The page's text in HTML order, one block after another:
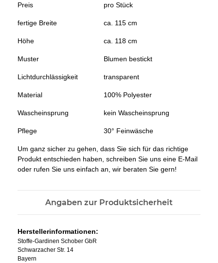
Preis pro Stück
fertige Breite ca. 115 cm
Höhe ca. 118 cm
Muster Blumen bestickt
Lichtdurchlässigkeit transparent
Material 100% Polyester
Wascheinsprung kein Wascheinsprung
Pflege 30° Feinwäsche
Um ganz sicher zu gehen, dass Sie sich für das richtige
Produkt entschieden haben, schreiben Sie uns eine E-Mail
oder rufen Sie uns einfach an, wir beraten Sie gern!
Angaben zur Produktsicherheit
Herstellerinformationen:
Stoffe-Gardinen Schober GbR
Schwarzacher Str. 14
Bayern